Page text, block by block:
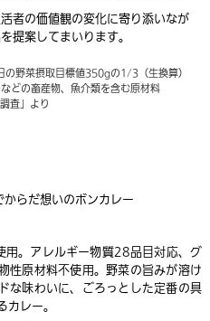
者の価値観の変化に寄り添いなが
提案してまいります。
野菜摂取目標値350gの1/3（生換算）
どの畜産物、魚介類を含む原材料
査」より
らだ想いのボンカレー
用。アレルギー物質28品目対応、グ
性原材料不使用。野菜の旨みが溶け
な味わいに、ごろっとした定番の具
レー。